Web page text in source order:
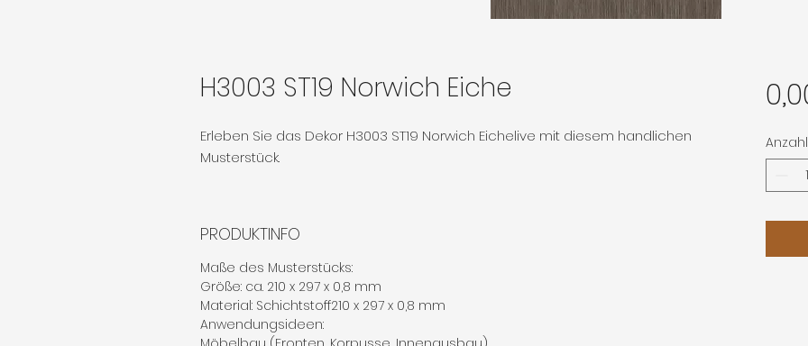
H3003 ST19 Norwich Eiche
Erleben Sie das Dekor H3003 ST19 Norwich Eichelive mit diesem handlichen
Musterstück.
PRODUKTINFO
Maße des Musterstücks:
Größe: ca. 210 x 297 x 0,8 mm
Material: Schichtstoff210 x 297 x 0,8 mm
Anwendungsideen:
Anzahl